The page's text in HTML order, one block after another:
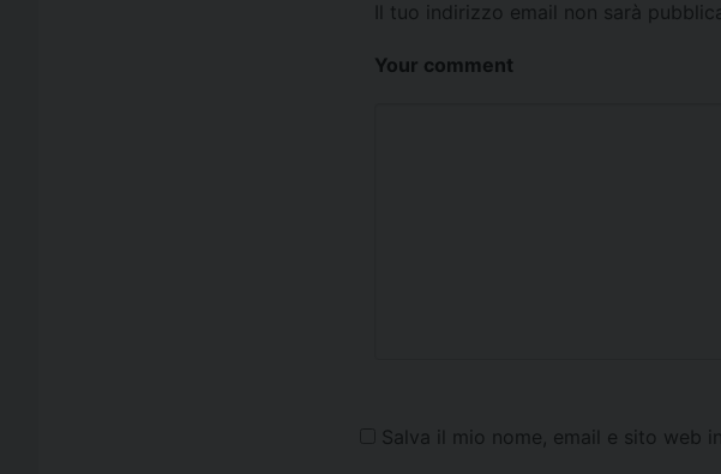
Il tuo indirizzo email non sarà
Your comment
Salva il mio nome, email e sito web